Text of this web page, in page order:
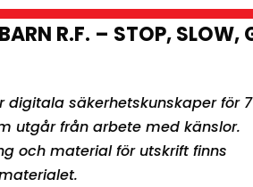
R.F. – STOP, SLOW,
digitala säkerhetskunskaper för
utgår från arbete med känslor.
och material för utskrift finns